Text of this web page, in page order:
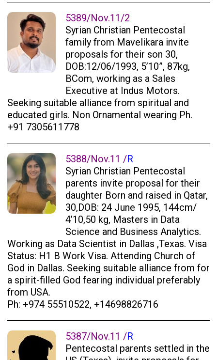
5389/Nov.11/2
Syrian Christian Pentecostal
family from Mavelikara invite
proposals for their son 30,
DOB:12/06/1993, 5’10”, 87kg,
BCom, working as a Sales
Executive at Indus Motors.
Seeking suitable alliance from spiritual and
educated girls. Non Ornamental wearing Ph.
+91 7305611778
5388/Nov.11 /R
Syrian Christian Pentecostal
parents invite proposal for their
daughter Born and raised in Qatar,
30,DOB: 24 June 1995, 144cm/
4’10,50 kg, Masters in Data
Science and Business Analytics.
Working as Data Scientist in Dallas ,Texas. Visa
Status: H1 B Work Visa. Attending Church of
God in Dallas. Seeking suitable alliance from for
a spirit-filled God fearing individual preferably
from USA.
Ph: +974 55510522, +14698826716
5387/Nov.11 /R
Pentecostal parents settled in the